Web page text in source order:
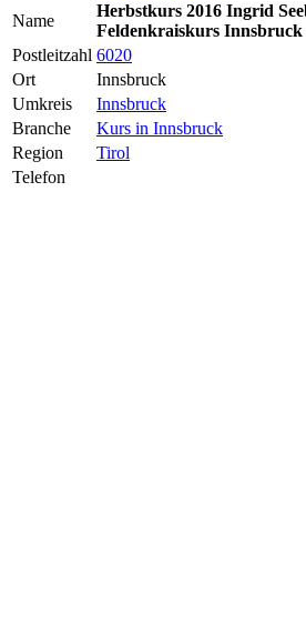
Name
Herbstkurs 2016 Ingrid
Feldenkraiskurs Innsbruck
Postleitzahl 6020
Ort
Innsbruck
Umkreis
Innsbruck
Branche
Kurs in Innsbruck
Region
Tirol
Telefon